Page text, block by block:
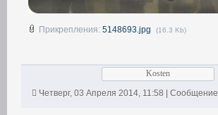
Прикрепления: 5148693.jpg (16.3 Kb)
Kosten
Четверг, 03 Апреля 2014, 11:58 | Сообщение